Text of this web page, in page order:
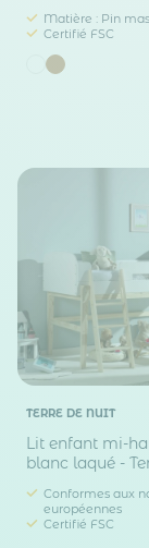
Matière : Pin
Certifié FSC
TERRE DE NUIT
Lit enfant mi-
blanc laqué -
Conformes aux
européennes
Certifié FSC